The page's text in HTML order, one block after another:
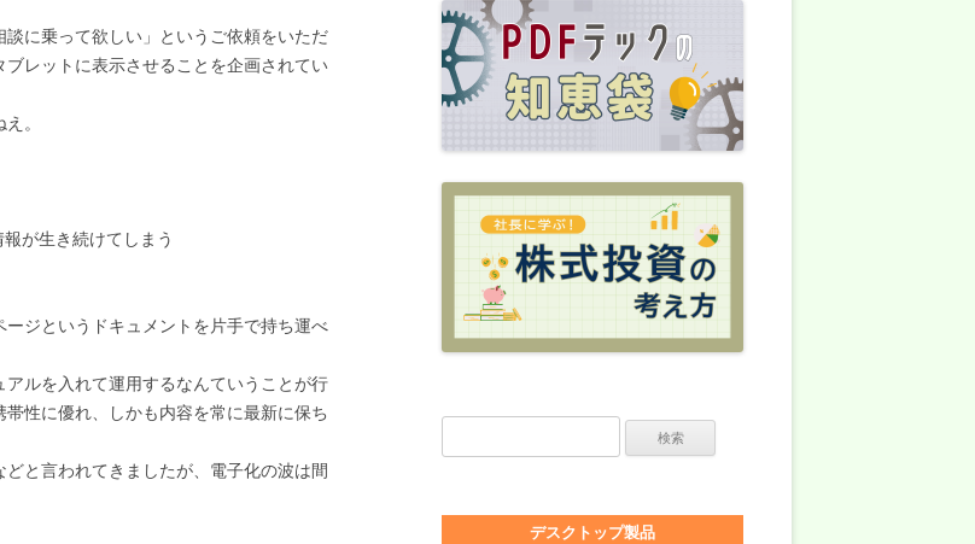
に乗って欲しい」というご依頼をいただ
レットに表示させることを企画されてい
。
が生き続けてしまう
ジというドキュメントを片手で持ち運べ
ルを入れて運用するなんていうことが行
性に優れ、しかも内容を常に最新に保ち
と言われてきましたが、電子化の波は間
デスクトップ製品